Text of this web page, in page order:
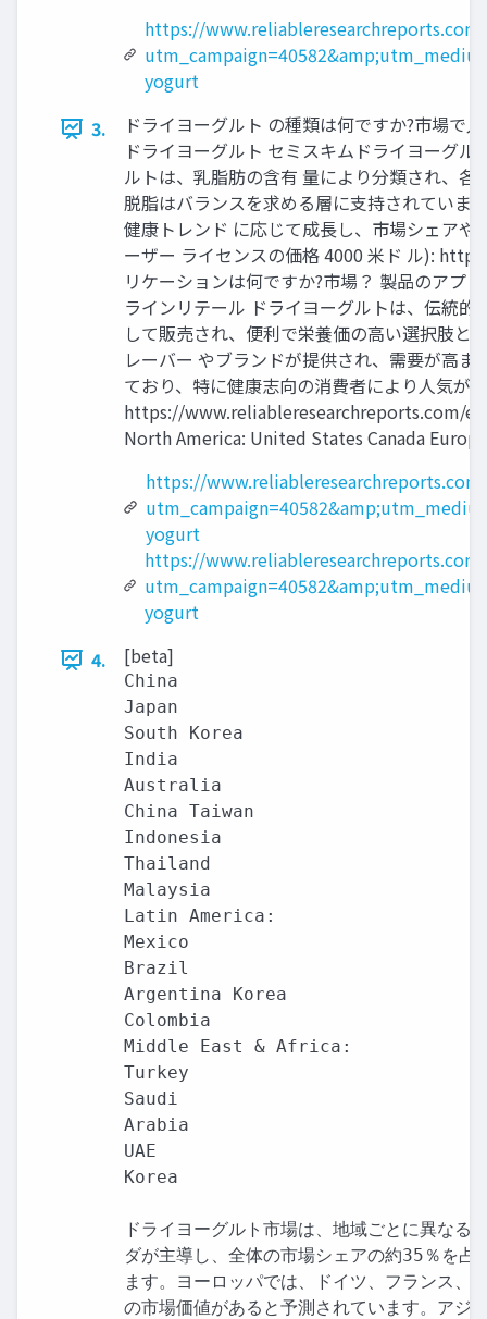
https://
yogurt
3.
ドライヨーグルト の種類は何ですか?市場で
ドライヨーグルト セミスキムドライヨーグ
ルトは、乳脂肪の含有 量により分類され、
脱脂はバランスを求める層に支持されていま
健康トレンド に応じて成長し、市場シェア
ーザー ライセンスの価格 4000 米ド ル):
リケーションは何ですか?市場？ 製品のアプ
ラインリテール ドライヨーグルトは、伝統
して販売され、便利で栄養価の高い選択肢と
レーバー やブランドが提供され、需要が高
ており、特に健康志向の消費者により人気が
https://www.reliableresearchreports.com/
North America: United States Canada
https://
yogurt
https://
yogurt
4.
[beta]
China
Japan
South Korea
India
Australia
China Taiwan
Indonesia
Thailand
Malaysia
Latin America:
Mexico
Brazil
Argentina Korea
Colombia
Middle East & Africa:
Turkey
Saudi
Arabia
UAE
Korea
ドライヨーグルト市場は、地域ごとに異なる
ダが主導し、全体の市場シェアの約35％を
ます。ヨーロッパでは、ドイツ、フランス
の市場価値があると予測されています。アジ